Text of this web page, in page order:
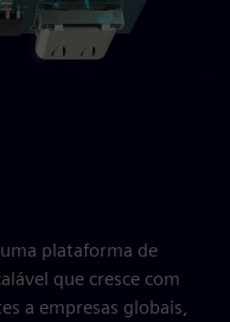
plataforma de
que cresce com
a empresas globais,